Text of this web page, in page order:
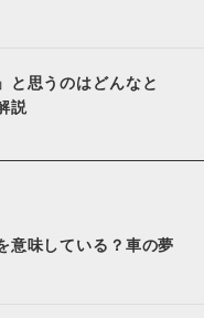
と思うのはどんなと
説
意味している？車の夢